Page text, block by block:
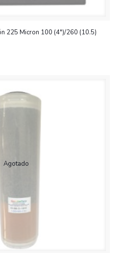
225 Micron 100 (4″)/260 (10.5)
Agotado